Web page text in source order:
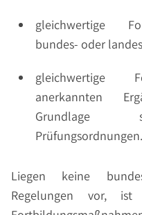
gleichwertige
bundes- oder
gleichwertige
anerkannten
Grundlage
Prüfungsordnungen.
Liegen keine
Regelungen vor,